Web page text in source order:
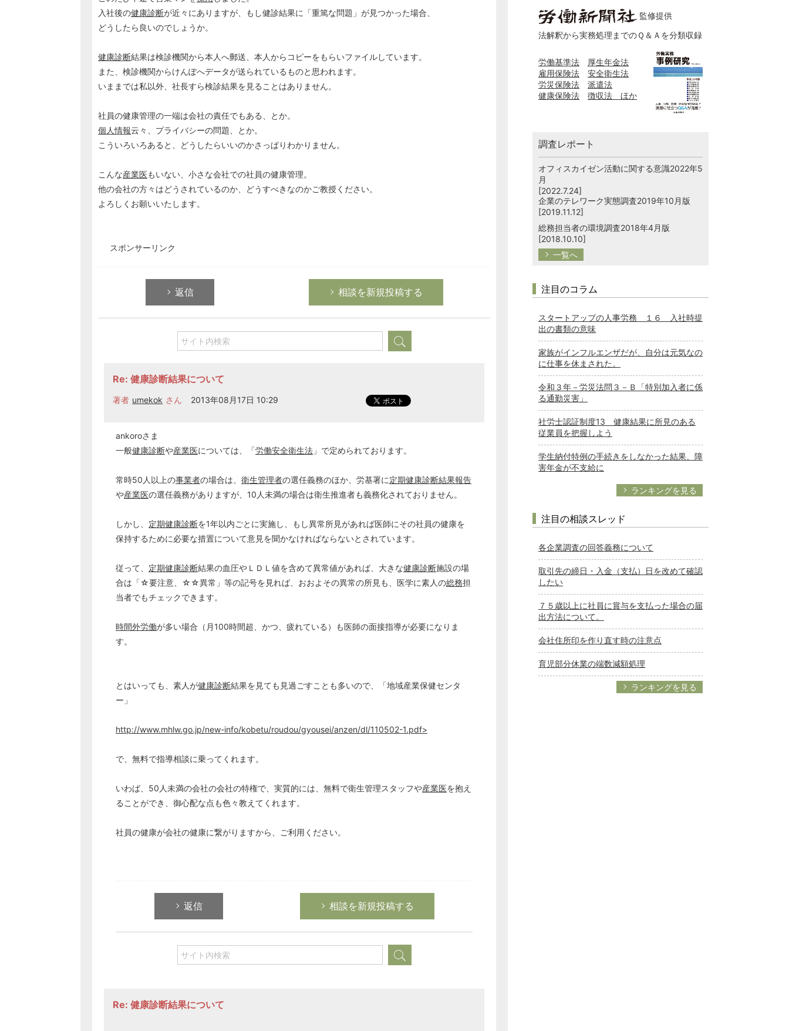
入社後の健康診断が近々にありますが、もし健診結果に「重篤な問題」が見つかった場合、
どうしたら良いのでしょうか。
健康診断結果は検診機関から本人へ郵送、本人からコピーをもらいファイルしています。
また、検診機関からけんぽへデータが送られているものと思われます。
いままでは私以外、社長すら検診結果を見ることはありません。
社員の健康管理の一端は会社の責任でもある、とか。
個人情報云々、プライバシーの問題、とか。
こういろいろあると、どうしたらいいのかさっぱりわかりません。
こんな産業医もいない、小さな会社での社員の健康管理。
他の会社の方々はどうされているのか、どうすべきなのかご教授ください。
よろしくお願いいたします。
スポンサーリンク
返信 相談を新規投稿する
Re: 健康診断結果について
著者 umekok さん 2013年08月17日 10:29
ankoroさま
一般健康診断や産業医については、「労働安全衛生法 」で定められております。
常時50人以上の事業者の場合は、 衛生管理者の選任義務のほか、労基署に定期健康診断結果報告
や産業医の選任義務がありますが、10人未満の場合は衛生推進者も義務化されておりません。
しかし、 定期健康診断を1年以内ごとに実施し、もし異常所見があれば医師にその社員の健康を
保持するために必要な措置について意見を聞かなければならないとされています。
従って、 定期健康診断結果の血圧やＬＤＬ値を含めて異常値があれば、大きな健康診断施設の場
合は「☆要注意、☆☆異常」等の記号を見れば、おおよその異常の所見も、医学に素人の総務担
当者でもチェックできます。
時間外労働が多い場合（月100時間超、かつ、疲れている）も医師の面接指導が必要になりま
す。
とはいっても、素人が健康診断結果を見ても見過ごすことも多いので、「地域産業保健センタ
ー」
http://www.mhlw.go.jp/new-info/kobetu/roudou/gyousei/anzen/dl/110502-1.pdf>
で、無料で指導相談に乗ってくれます。
いわば、50人未満の会社の会社の特権で、実質的には、無料で衛生管理スタッフや産業医を抱え
ることができ、御心配な点も色々教えてくれます。
社員の健康が会社の健康に繋がりますから、ご利用ください。
返信 相談を新規投稿する
Re: 健康診断結果について
労務管理
監修提供
法解釈から実務処理までのＱ＆Ａを分類収録
労働基準法
厚生年金法
雇用保険法
安全衛生法
労災保険法
派遣法
健康保険法
徴収法 ほか
調査レポート
オフィスカイゼン活動に関する意識2022年5
月
[2022.7.24]
企業のテレワーク実態調査2019年10月版
[2019.11.12]
総務担当者の環境調査2018年4月版
[2018.10.10]
一覧へ
注目のコラム
スタートアップの人事労務 １６ 入社時提
出の書類の意味
家族がインフルエンザだが、自分は元気なの
に仕事を休まされた。
令和３年－労災法問３－Ｂ「特別加入者に係
る通勤災害」
社労士認証制度13 健康結果に所見のある
従業員を把握しよう
学生納付特例の手続きをしなかった結果、障
害年金が不支給に
ランキングを見る
注目の相談スレッド
各企業調査の回答義務について
取引先の締日・入金（支払）日を改めて確認
したい
７５歳以上に社員に賞与を支払った場合の届
出方法について。
会社住所印を作り直す時の注意点
育児部分休業の端数減額処理
ランキングを見る